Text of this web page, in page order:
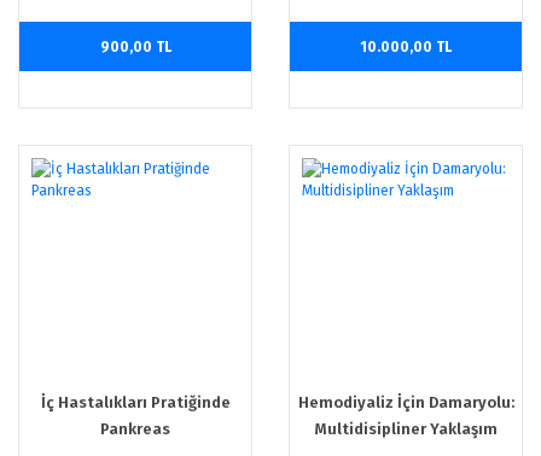
900,00 TL 10.000,00 TL
İç Hastalıkları Pratiğinde
Pankreas
Hemodiyaliz İçin Damaryolu:
Multidisipliner Yaklaşım